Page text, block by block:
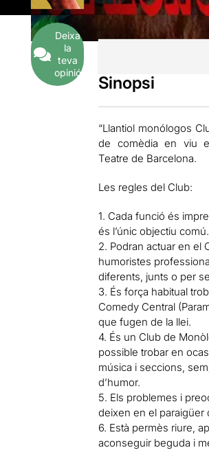
Deixa
la
teva
opinió
Sinopsi
“Llantiol monólogos
de comèdia en viu
Teatre de Barcelona.
Les regles del Club:
1. Cada funció és
és l’únic objectiu comú.
2. Podran actuar en el
humoristes
diferents, junts o per
3. És força habitual
Comedy Central
que fugen de la llei.
4. És un Club de
possible trobar en
música i seccions,
d’humor.
5. Els problemes i
deixen en el paraigüer
6. Està permès riure,
aconseguir beguda i